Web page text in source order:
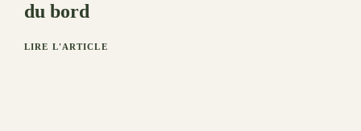
du bord
LIRE L'ARTICLE